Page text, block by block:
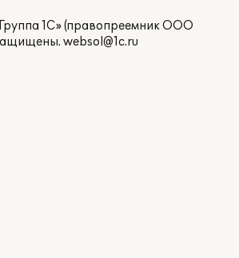
1С» (правопреемник ООО
websol@1c.ru